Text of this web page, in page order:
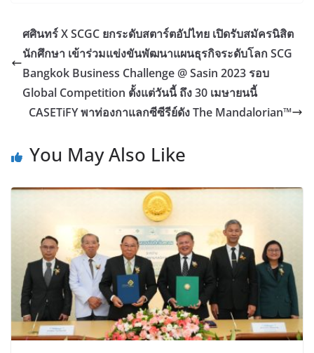
ศศินทร์ X SCGC ยกระดับสตาร์ตอัปไทย เปิดรับสมัครนิสิต
นักศึกษา เข้าร่วมแข่งขันพัฒนาแผนธุรกิจระดับโลก SCG
Bangkok Business Challenge @ Sasin 2023 รอบ
Global Competition ตั้งแต่วันนี้ ถึง 30 เมษายนนี้
CASETiFY พาท่องกาแลกซีซีรีย์ดัง The Mandalorian™
You May Also Like